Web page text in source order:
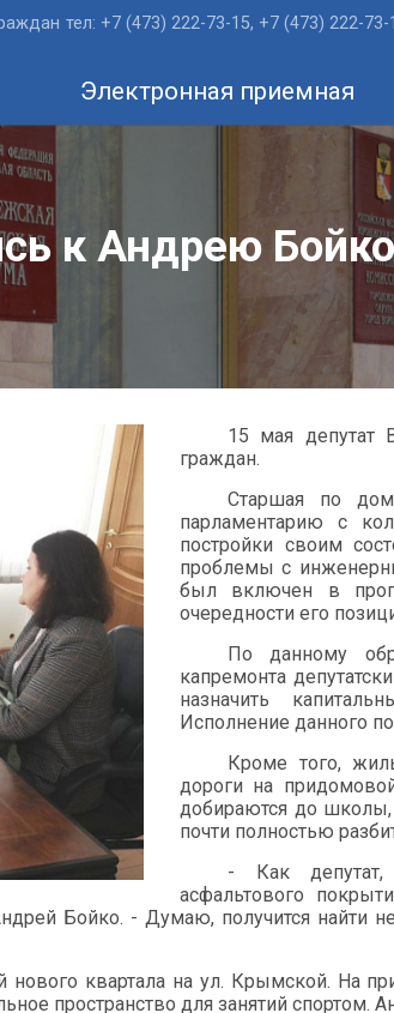
тел: +7 (473) 222-73-15, +7 (473) 222-73-
Электронная приемная
к Андрею
15 мая депутат
граждан.
Старшая по
парламентарию с
постройки своим
проблемы с
был включен в
очередности его
По данному
капремонта
назначить
Исполнение данного
Кроме того,
дороги на
добираются до
почти полностью
- Как депутат,
асфальтового
Бойко. - Думаю, получится найти
квартала на ул. Крымской. На
пространство для занятий спортом.